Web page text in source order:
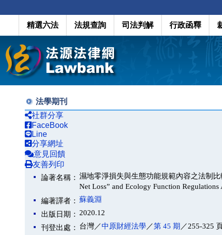
精選六法 法規查詢 司法判解 行政函釋
法學期刊
社群分享
FaceBook
Line
分享網址
意見回饋
友善列印
論著名稱： 濕地零淨損失與生態功能規範內容之法制比
Net Loss” and Ecology Function Regulations
編著譯者： 蘇義淵
出版日期： 2020.12
刊登出處： 台灣／中原財經法學／第 45 期 ／255-325